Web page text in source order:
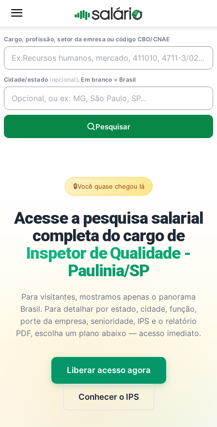
Cargo, profissão, setor da emresa ou código CBO/CNAE
Cidade/estado (opcional). Em branco = Brasil
Pesquisar
🔒Você quase chegou lá
Acesse a pesquisa salarial
completa do cargo de
Inspetor de Qualidade -
Paulinia/SP
Para visitantes, mostramos apenas o panorama
Brasil. Para detalhar por estado, cidade, função,
porte da empresa, senioridade, IPS e o relatório
PDF, escolha um plano abaixo — acesso imediato.
Liberar acesso agora
Conhecer o IPS